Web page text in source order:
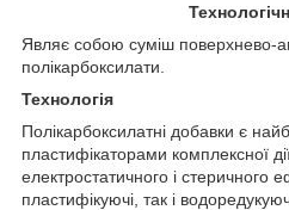
Являє собою суміш поверхнево-
полікарбоксилати.
Технологія
Полікарбоксилатні добавки є
пластифікаторами комплексної
електростатичного і стеричного
пластифікуючі, так і водоредукуючі